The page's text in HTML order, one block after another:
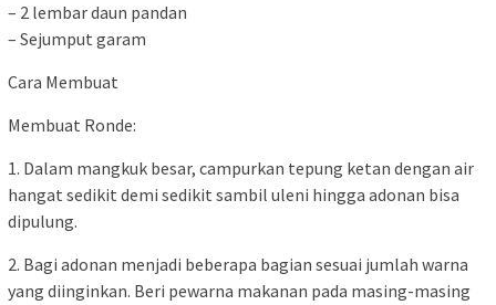
– 2 lembar daun pandan
– Sejumput garam
Cara Membuat
Membuat Ronde:
1. Dalam mangkuk besar, campurkan tepung ketan dengan air
hangat sedikit demi sedikit sambil uleni hingga adonan bisa
dipulung.
2. Bagi adonan menjadi beberapa bagian sesuai jumlah warna
yang diinginkan. Beri pewarna makanan pada masing-masing